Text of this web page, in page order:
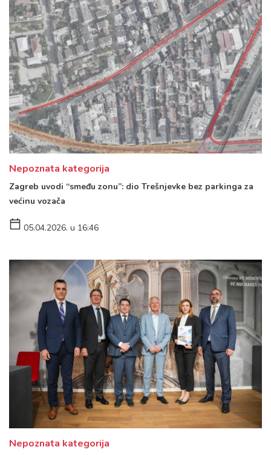
Nepoznata kategorija
Zagreb uvodi “smeđu zonu”: dio Trešnjevke bez parkinga za
većinu vozača
05.04.2026. u 16:46
Nepoznata kategorija